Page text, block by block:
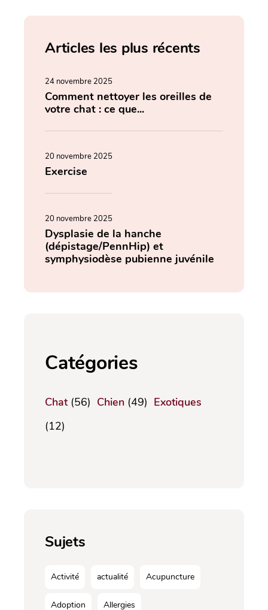
Articles les plus récents
24 novembre 2025
Comment nettoyer les oreilles de
votre chat : ce que...
20 novembre 2025
Exercise
20 novembre 2025
Dysplasie de la hanche
(dépistage/PennHip) et
symphysiodèse pubienne juvénile
Catégories
Chat(56) Chien (49) Exotiques
(12)
Sujets
Activité actualité Acupuncture
Adoption Allergies